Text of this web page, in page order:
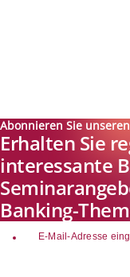
Abonnieren Sie
Erhalten Sie
interessante
Banking-
email